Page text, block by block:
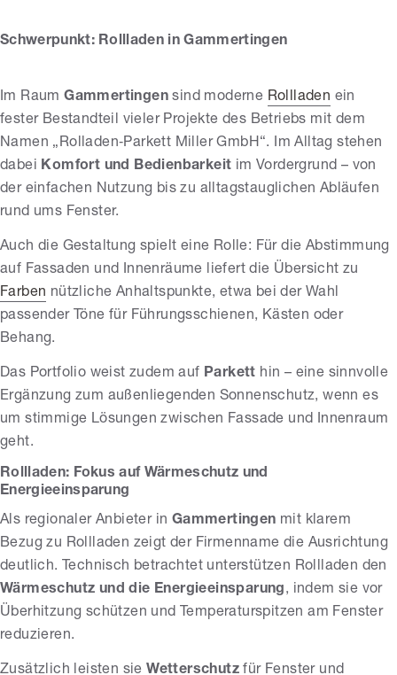
Schwerpunkt: Rollladen in Gammertingen
Im RaumGammertingen sind moderne Rollladen ein
fester Bestandteil vieler Projekte des Betriebs mit dem
Namen „Rolladen‑Parkett Miller GmbH“. Im Alltag stehen
dabei Komfort und Bedienbarkeit im Vordergrund – von
der einfachen Nutzung bis zu alltagstauglichen Abläufen
rund ums Fenster.
Auch die Gestaltung spielt eine Rolle: Für die Abstimmung
auf Fassaden und Innenräume liefert die Übersicht zu
Farben nützliche Anhaltspunkte, etwa bei der Wahl
passender Töne für Führungsschienen, Kästen oder
Behang.
Das Portfolio weist zudem auf Parkett hin – eine sinnvolle
Ergänzung zum außenliegenden Sonnenschutz, wenn es
um stimmige Lösungen zwischen Fassade und Innenraum
geht.
Rollladen: Fokus auf Wärmeschutz und
Energieeinsparung
Als regionaler Anbieter in Gammertingen mit klarem
Bezug zu Rollladen zeigt der Firmenname die Ausrichtung
deutlich. Technisch betrachtet unterstützen Rollladen den
Wärmeschutz und die Energieeinsparung, indem sie vor
Überhitzung schützen und Temperaturspitzen am Fenster
reduzieren.
Zusätzlich leisten sie Wetterschutz für Fenster und